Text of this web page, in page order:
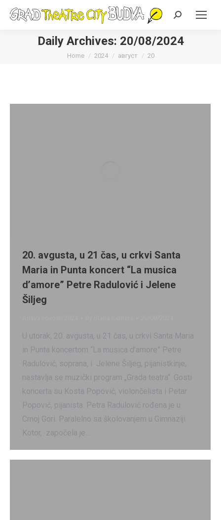
Search:
Daily Archives: 20/08/2024
You are here:
Home 2024 август 20
20. avgusta, u 21 čas, u crkvi Santa
Maria in Punta koncert “La musica
d’amore” Petre Radulović i Jelene
Šiljeg
U utorak, 20. avgusta, u 21 čas, u crkvi Santa Maria
in Punta koncertom “La musica d’amore” Petre
Radulović, soprana, i Jelene Šiljeg, pijanistkinje,
nastavlja se muzički program „Grada teatra“. Gosti
koncerta su Kosta Popović, violončelista i Petar
Popović, pijanista. Petra Radulović rođena je u
Crnoj Gori. Paralelno sa školovanjem u Gimnaziji
Kotor, započela je…